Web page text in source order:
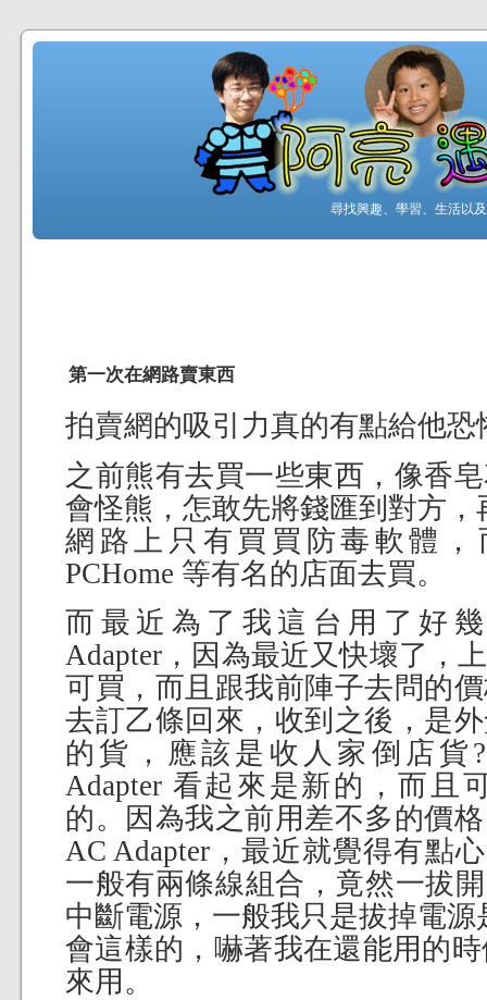
尋找興趣、學習、生活以
第一次在網路賣東西
拍賣網的吸引力真的有點給他恐
之前熊有去買一些東西，像香
會怪熊，怎敢先將錢匯到對方
網路上只有買買防毒軟體
PCHome 等有名的店面去買。
而最近為了我這台用了好
Adapter，因為最近又快壞了，
可買，而且跟我前陣子去問的
去訂乙條回來，收到之後，是
的貨，應該是收人家倒店貨
Adapter 看起來是新的，而且
的。因為我之前用差不多的價
AC Adapter，最近就覺得有點
一般有兩條線組合，竟然一拔
中斷電源，一般我只是拔掉電源
會這樣的，嚇著我在還能用的
來用。